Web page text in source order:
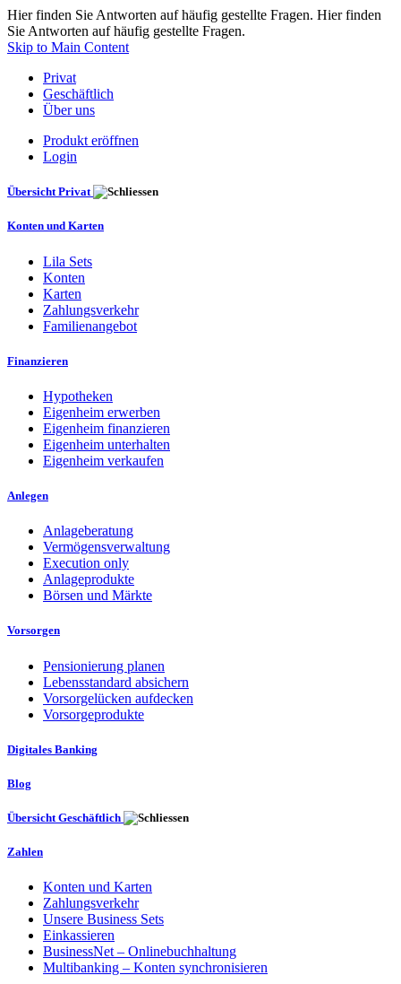
Hier finden Sie Antworten auf häufig gestellte Fragen. Hier finden
Sie Antworten auf häufig gestellte Fragen.
Skip to Main Content
Privat
Geschäftlich
Über uns
Produkt eröffnen
Login
Übersicht Privat
Konten und Karten
Lila Sets
Konten
Karten
Zahlungsverkehr
Familienangebot
Finanzieren
Hypotheken
Eigenheim erwerben
Eigenheim finanzieren
Eigenheim unterhalten
Eigenheim verkaufen
Anlegen
Anlageberatung
Vermögensverwaltung
Execution only
Anlageprodukte
Börsen und Märkte
Vorsorgen
Pensionierung planen
Lebensstandard absichern
Vorsorgelücken aufdecken
Vorsorgeprodukte
Digitales Banking
Blog
Übersicht Geschäftlich
Zahlen
Konten und Karten
Zahlungsverkehr
Unsere Business Sets
Einkassieren
BusinessNet – Onlinebuchhaltung
Multibanking – Konten synchronisieren